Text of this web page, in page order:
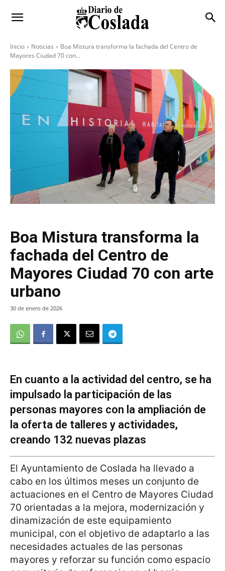
Inicio Noticias
Boa Mistura transforma la fachada del Centro de
Mayores Ciudad 70 con...
Boa Mistura transforma la
fachada del Centro de
Mayores Ciudad 70 con arte
urbano
30 de enero de 2026
En cuanto a la actividad del centro, se ha
impulsado la participación de las
personas mayores con la ampliación de
la oferta de talleres y actividades,
creando 132 nuevas plazas
El Ayuntamiento de Coslada ha llevado a
cabo en los últimos meses un conjunto de
actuaciones en el Centro de Mayores Ciudad
70 orientadas a la mejora, modernización y
dinamización de este equipamiento
municipal, con el objetivo de adaptarlo a las
necesidades actuales de las personas
mayores y reforzar su función como espacio